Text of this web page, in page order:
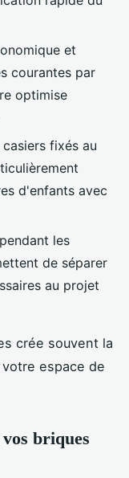
et
courantes par
optimise
fixés au
d'enfants avec
les
de séparer
au projet
crée souvent la
espace de
briques